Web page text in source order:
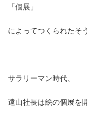
「個展」
によってつくられたそ
サラリーマン時代、
遠山社長は絵の個展を